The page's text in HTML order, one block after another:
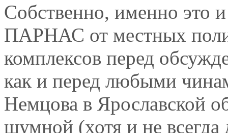
Собственно, именно это
ПАРНАС от местных
комплексов перед
как и перед любыми
Немцова в Ярославской
шумной (хотя и не